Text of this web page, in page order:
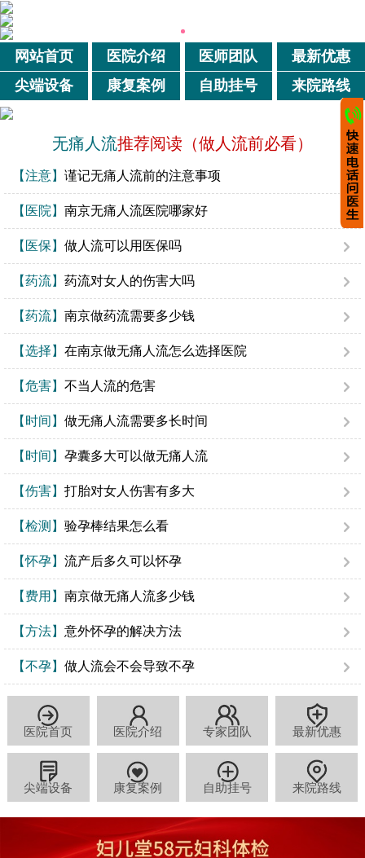
网站首页 医院介绍 医师团队
最新优惠
尖端设备
康复案例 自助挂号 来院路线
无痛人流推荐阅读（做人流前必看）
【注意】 谨记无痛人流前的注意事项
【医院】 南京无痛人流医院哪家好
【医保】 做人流可以用医保吗
【药流】 药流对女人的伤害大吗
【药流】 南京做药流需要多少钱
【选择】 在南京做无痛人流怎么选择医院
【危害】 不当人流的危害
【时间】 做无痛人流需要多长时间
【时间】 孕囊多大可以做无痛人流
【伤害】 打胎对女人伤害有多大
【检测】 验孕棒结果怎么看
【怀孕】 流产后多久可以怀孕
【费用】 南京做无痛人流多少钱
【方法】 意外怀孕的解决方法
【不孕】 做人流会不会导致不孕
医院首页 医院介绍 专家团队 最新优惠
尖端设备 康复案例 自助挂号 来院路线